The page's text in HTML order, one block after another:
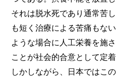
それは脱水死であり通常苦
も短く治療による苦痛もな
ような場合に人工栄養を施
ことが社会的合意として定
しかしながら、日本ではこ